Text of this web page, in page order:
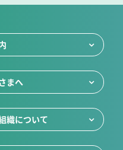
まへ
織について